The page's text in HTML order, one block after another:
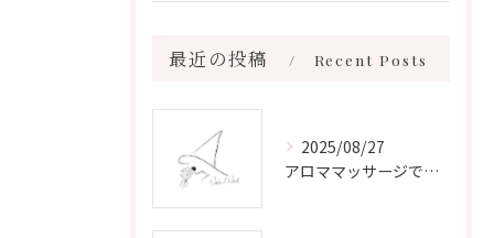
最近の投稿 Recent Posts
2025/08/27
アロママッサージで叶える心身リラックスと健康維持の新習慣ガイド